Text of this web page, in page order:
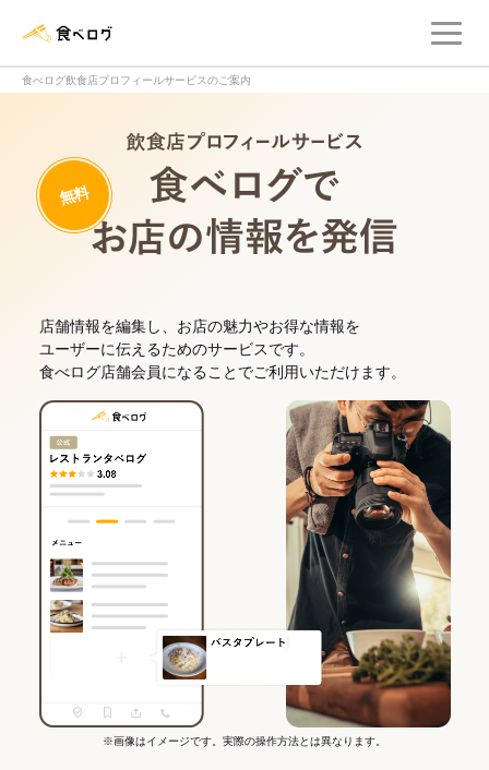
食べログ飲食店プロフィールサービスのご案内
無料
店舗情報を編集し、お店の魅力やお得な情報を
ユーザーに伝えるためのサービスです。
食べログ店舗会員になることでご利用いただけます。
※画像はイメージです。実際の操作方法とは異なります。